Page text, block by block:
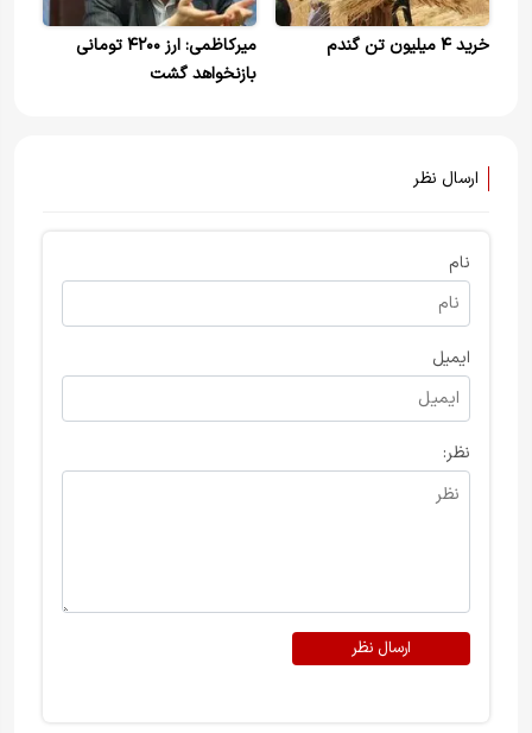
خرید ۴ میلیون تن گندم
میرکاظمی: ارز ۴۲۰۰ تومانی
بازنخواهد گشت
ارسال نظر
نام
ایمیل
نظر:
ارسال نظر